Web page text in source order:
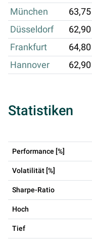
München
63,75
Düsseldorf
62,90
Frankfurt
64,80
Hannover
62,90
Statistiken
Performance [%]
Volatilität [%]
Sharpe-Ratio
Hoch
Tief